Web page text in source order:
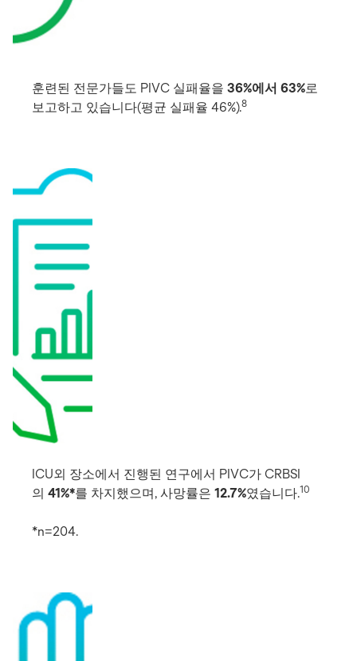
훈련된 전문가들도 PIVC 실패율을 36%에서 63%로
보고하고 있습니다(평균 실패율 46%).8
ICU외 장소에서 진행된 연구에서 PIVC가 CRBSI
의 41%*를 차지했으며, 사망률은 12.7%였습니다.10
*n=204.